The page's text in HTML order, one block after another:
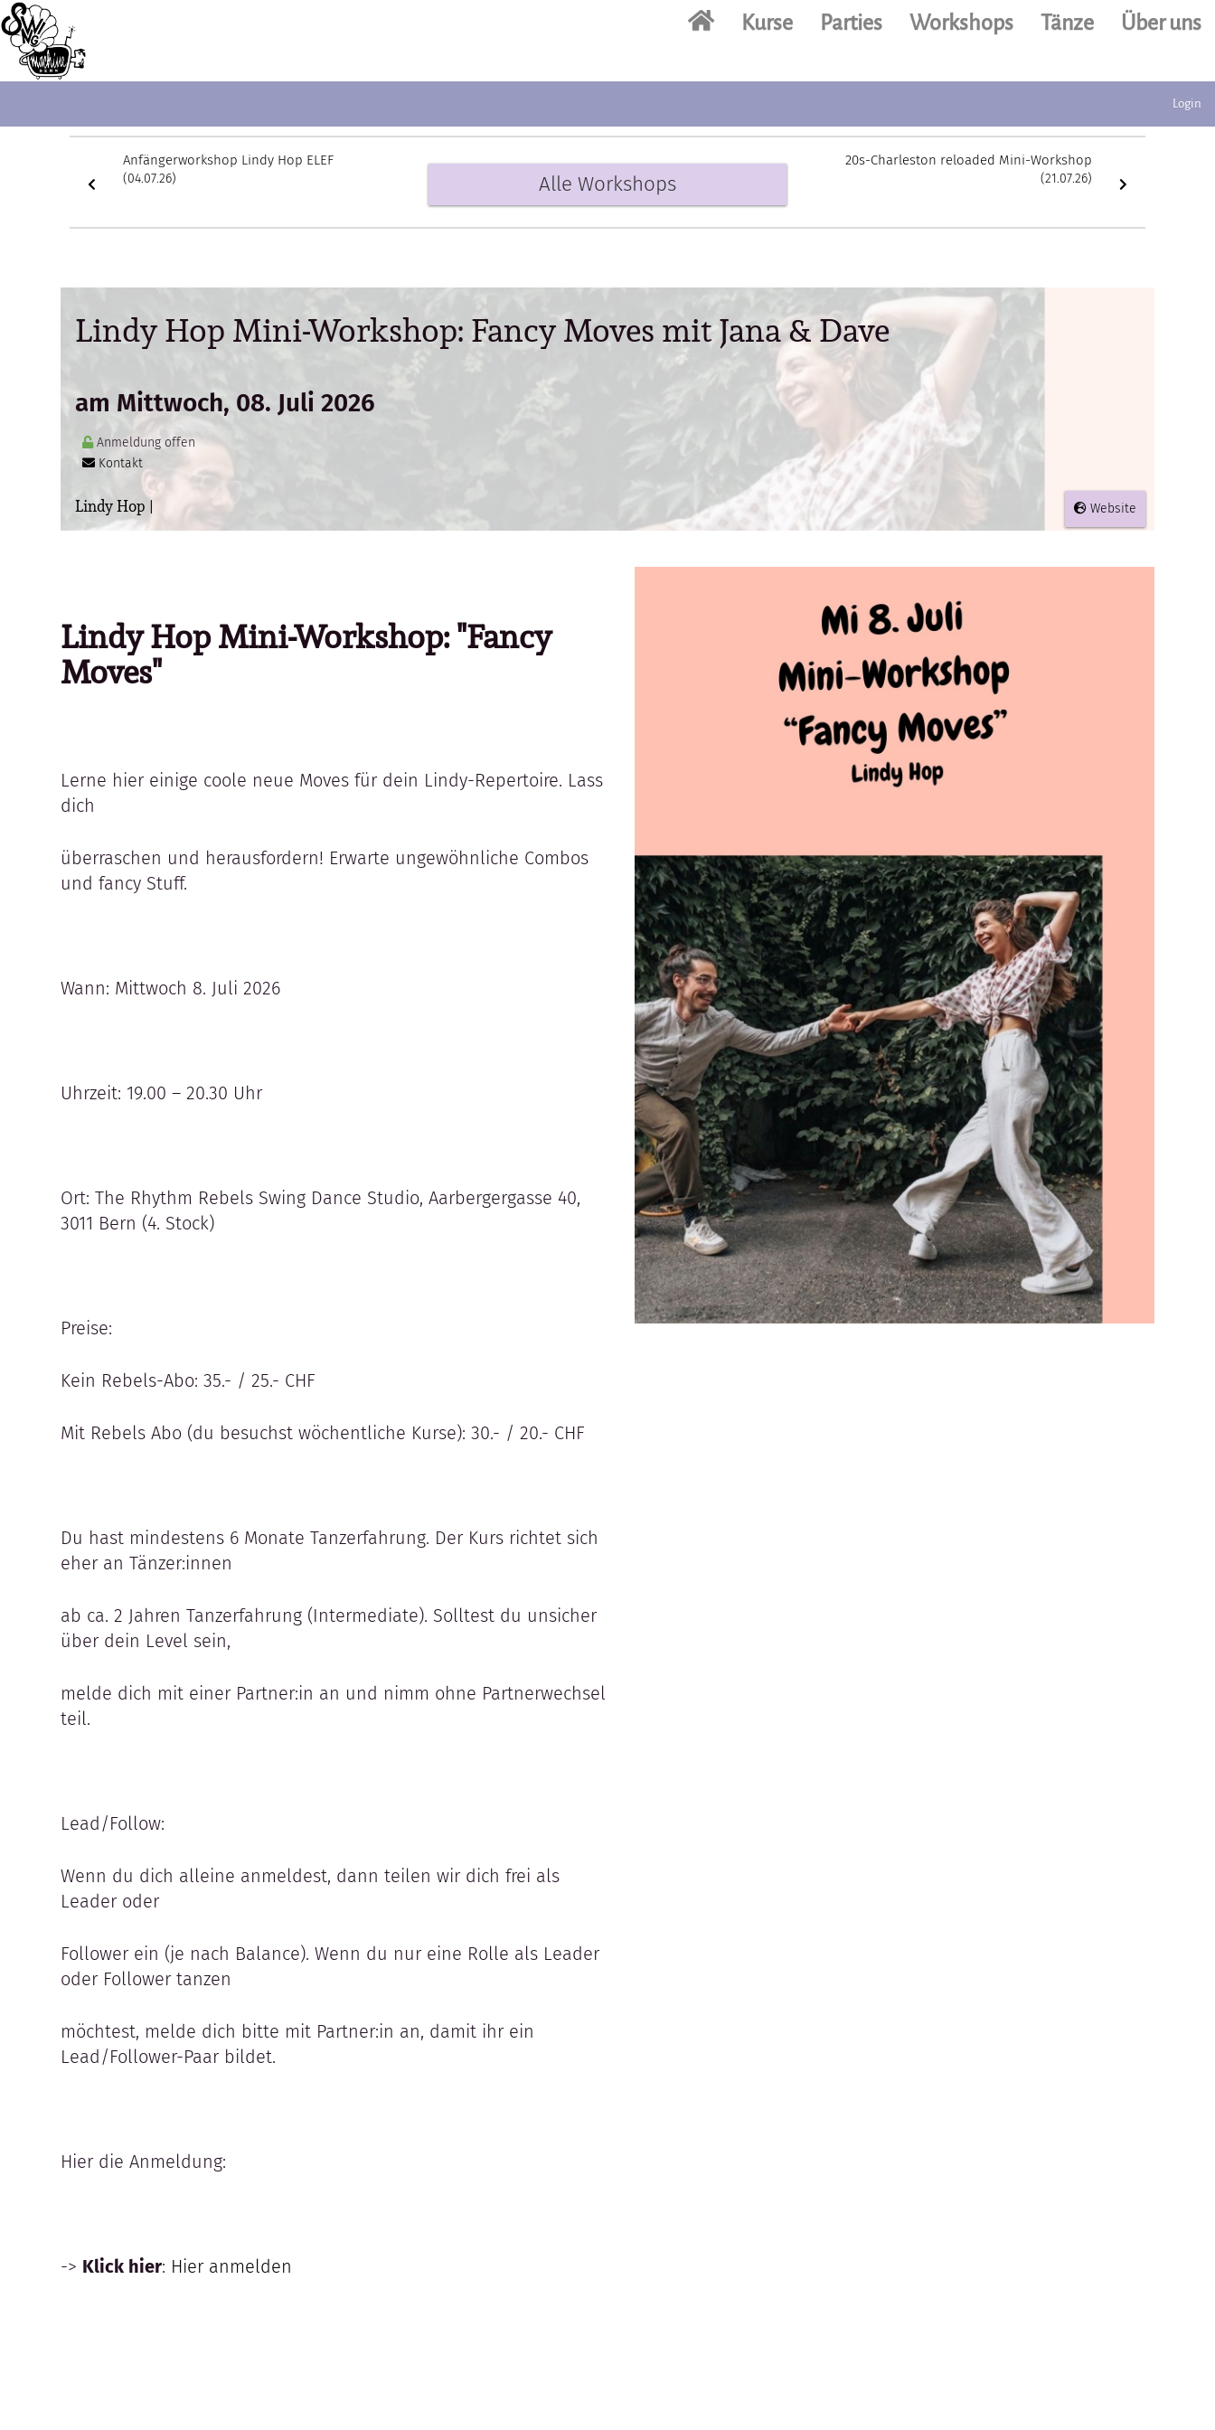
Kurse Parties Workshops Tänze Über uns
Login
Anfängerworkshop Lindy Hop ELEF
(04.07.26) Alle Workshops
20s-Charleston reloaded Mini-Workshop
(21.07.26)
Lindy Hop Mini-Workshop: Fancy Moves mit Jana & Dave
am Mittwoch, 08. Juli 2026
Anmeldung offen
Kontakt
Lindy Hop | Website
Lindy Hop Mini-Workshop: "Fancy
Moves"
Lerne hier einige coole neue Moves für dein Lindy-Repertoire. Lass
dich
überraschen und herausfordern! Erwarte ungewöhnliche Combos
und fancy Stuff.
Wann: Mittwoch 8. Juli 2026
Uhrzeit: 19.00 – 20.30 Uhr
Ort: The Rhythm Rebels Swing Dance Studio, Aarbergergasse 40,
3011 Bern (4. Stock)
Preise:
Kein Rebels-Abo: 35.- / 25.- CHF
Mit Rebels Abo (du besuchst wöchentliche Kurse): 30.- / 20.- CHF
Du hast mindestens 6 Monate Tanzerfahrung. Der Kurs richtet sich
eher an Tänzer:innen
ab ca. 2 Jahren Tanzerfahrung (Intermediate). Solltest du unsicher
über dein Level sein,
melde dich mit einer Partner:in an und nimm ohne Partnerwechsel
teil.
Lead/Follow:
Wenn du dich alleine anmeldest, dann teilen wir dich frei als
Leader oder
Follower ein (je nach Balance). Wenn du nur eine Rolle als Leader
oder Follower tanzen
möchtest, melde dich bitte mit Partner:in an, damit ihr ein
Lead/Follower-Paar bildet.
Hier die Anmeldung:
-> Klick hier: Hier anmelden